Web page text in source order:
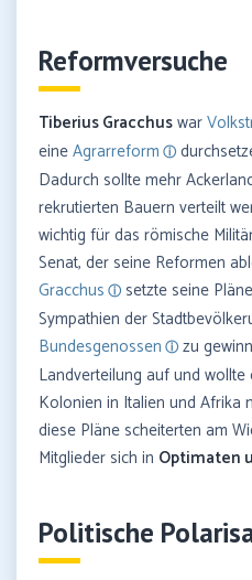
Reformversuche
Tiberius Gracchuswar
eineAgrarreform
Dadurch sollte mehr
rekrutierten Bauern verteilt
wichtig für das römische
Senat, der seine Reformen
Gracchus
setzte seine
Sympathien der
Bundesgenossen
zu
Landverteilung auf und
Kolonien in Italien und Afrika
diese Pläne scheiterten am
Mitglieder sich in Optimaten
Politische